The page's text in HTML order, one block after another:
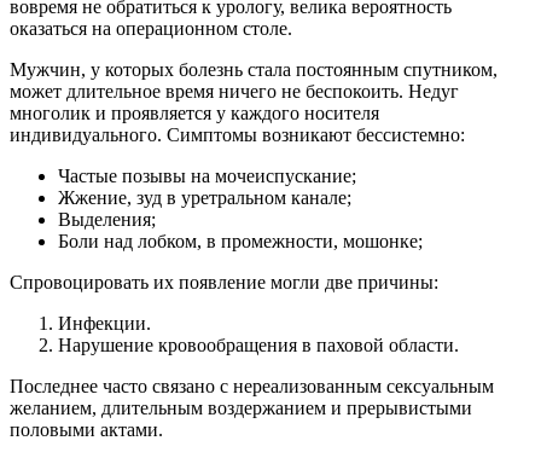
вовремя не обратиться к урологу, велика вероятность
оказаться на операционном столе.
Мужчин, у которых болезнь стала постоянным спутником,
может длительное время ничего не беспокоить. Недуг
многолик и проявляется у каждого носителя
индивидуального. Симптомы возникают бессистемно:
Частые позывы на мочеиспускание;
Жжение, зуд в уретральном канале;
Выделения;
Боли над лобком, в промежности, мошонке;
Спровоцировать их появление могли две причины:
Инфекции.
Нарушение кровообращения в паховой области.
Последнее часто связано с нереализованным сексуальным
желанием, длительным воздержанием и прерывистыми
половыми актами.